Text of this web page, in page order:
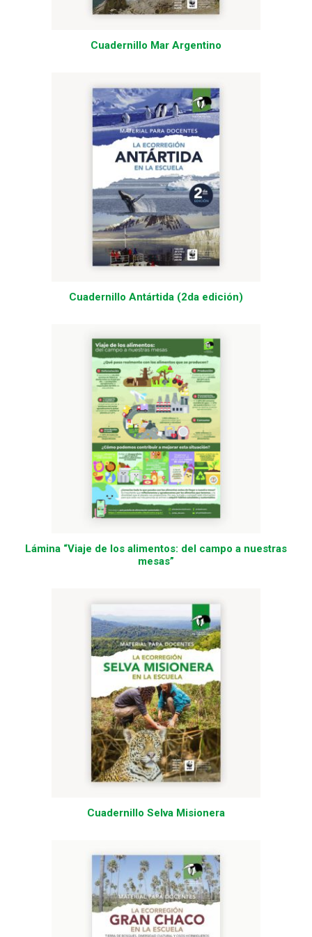
Cuadernillo Mar Argentino
Cuadernillo Antártida (2da edición)
Lámina “Viaje de los alimentos: del campo a nuestras
mesas”
Cuadernillo Selva Misionera